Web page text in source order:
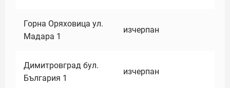
Горна Оряховица ул.
Мадара 1
изчерпан
Димитровград бул.
България 1
изчерпан